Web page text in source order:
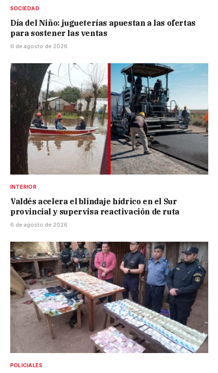
SOCIEDAD
Día del Niño: jugueterías apuestan a las ofertas
para sostener las ventas
6 de agosto de 2026
INTERIOR
Valdés acelera el blindaje hídrico en el Sur
provincial y supervisa reactivación de ruta
6 de agosto de 2026
POLICIALES